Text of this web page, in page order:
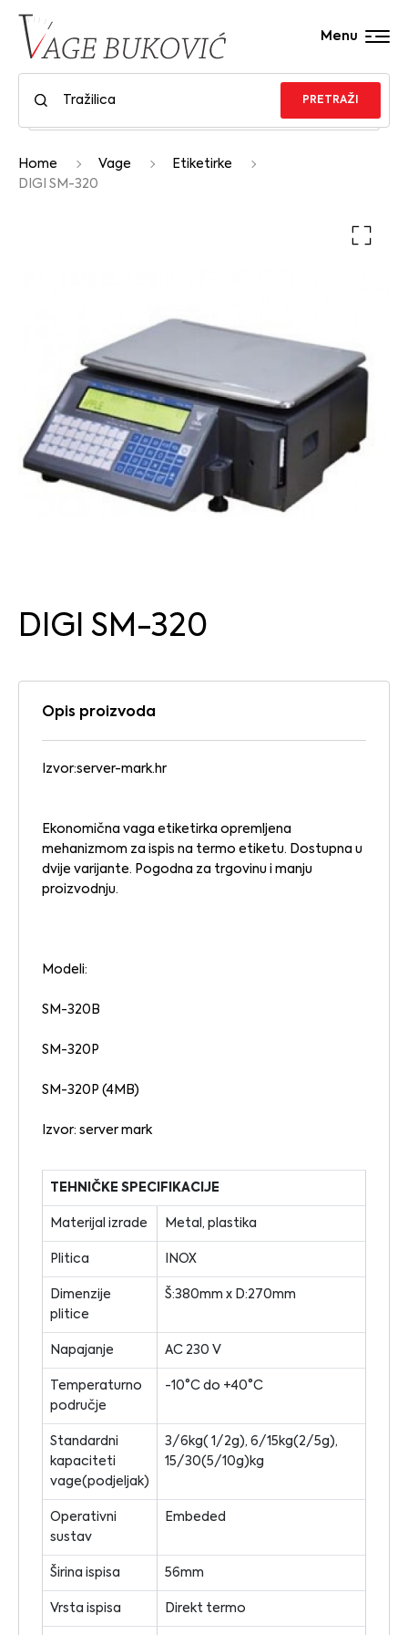
PRETRAŽI
Menu
Home Vage
Etiketirke
DIGI SM-320
DIGI SM-320
Opis proizvoda
Izvor:server-mark.hr
Ekonomična vaga etiketirka opremljena
mehanizmom za ispis na termo etiketu. Dostupna u
dvije varijante. Pogodna za trgovinu i manju
proizvodnju.
Modeli:
SM-320B
SM-320P
SM-320P (4MB)
Izvor: server mark
TEHNIČKE SPECIFIKACIJE
Materijal izrade Metal, plastika
Plitica INOX
Dimenzije
plitice
Š:380mm x D:270mm
Napajanje AC 230 V
Temperaturno
područje
-10°C do +40°C
Standardni
kapaciteti
vage(podjeljak)
3/6kg( 1/2g), 6/15kg(2/5g),
15/30(5/10g)kg
Operativni
sustav
Embeded
Širina ispisa 56mm
Vrsta ispisa Direkt termo